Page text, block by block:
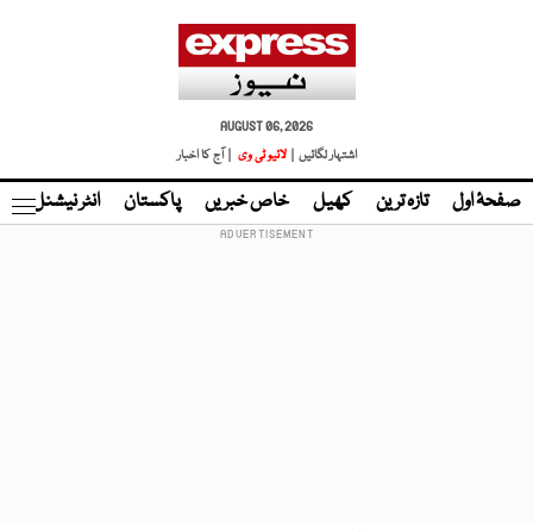
AUGUST 06, 2026
اشتہار لگائیں |
لائیو ٹی وی | آج کا اخبار
صفحۂ اول تازہ ترین کھیل خاص خبریں پاکستان انٹر نیشنل